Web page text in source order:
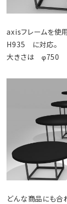
axisフレームを
H935 に対応。
大きさは φ750
どんな商品にも合